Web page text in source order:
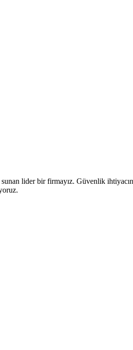
lider bir firmayız. Güvenlik